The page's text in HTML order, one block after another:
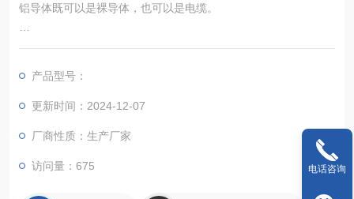
铝导体既可以是裸导体，也可以是电缆。
1. 裸导体：不带绝缘层和护层的导线或导杆，主要用于在支架、
2. 电缆：由导体、绝缘层、护套等几部分组成，可用于电气设备
产品型号：
更新时间：2024-12-07
厂商性质：生产厂家
访问量：675 电话咨询